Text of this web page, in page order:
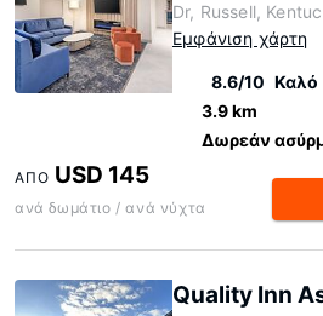
Dr, Russell,
Εμφάνιση χάρτη
8.6/10 Καλό
3.9 km
Δωρεάν
ΑΠΌ USD 145
ανά δωμάτιο / ανά νύχτα
Quality Inn